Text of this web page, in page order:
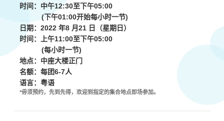
时间：中午12:30至下午05:00
(下午01:00开始每小时一节)
日期： 2022 年8 月21 日（星期 日 ）
时间：上午11:00至下午05:00
(每小时一节)
地点：中座大楼正门
名额：每团6-7人
语言：粤语
*毋须预约， 先到先得，欢迎到指定的集合地点即场参加。